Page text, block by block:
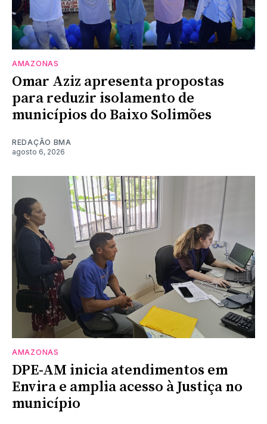
AMAZONAS
Omar Aziz apresenta propostas
para reduzir isolamento de
municípios do Baixo Solimões
REDAÇÃO BMA
agosto 6, 2026
AMAZONAS
DPE-AM inicia atendimentos em
Envira e amplia acesso à Justiça no
município